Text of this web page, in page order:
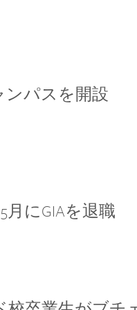
ンパスを開設
月にGIAを退職